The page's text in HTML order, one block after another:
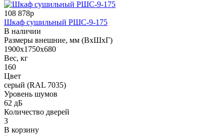
108 878р
Шкаф сушильный РШС-9-175
В наличии
Размеры внешние, мм (ВхШхГ)
1900х1750х680
Вес, кг
160
Цвет
серый (RAL 7035)
Уровень шумов
62 дБ
Количество дверей
3
В корзину